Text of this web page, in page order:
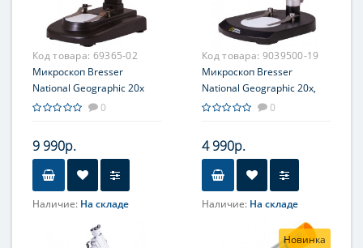
WF10x, WF16x,
видеоокуляр
Фокусировка
Грубая
Фокусировка
Грубая
Код товара: 69365-02
Микроскоп Bresser
National Geographic 20x
0
9 990р.
Наличие: На складе
Код товара: 9039500-19
Микроскоп Bresser
National Geographic 20x,
монокулярный
0
4 990р.
Наличие: На складе
Новинка